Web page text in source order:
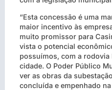
“Esta concessão é uma
maior incentivo às
muito promissor para
vista o potencial
possuímos, com a rodovia
cidade. O Poder Público
ver as obras da
concluída e empenhado